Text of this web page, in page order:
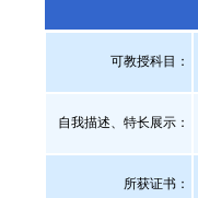
可教授科目：
自我描述、特长展示 ：
所获证书 ：